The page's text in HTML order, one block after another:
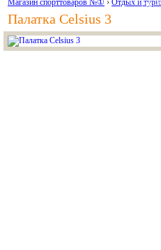
Акции и
Магазин спорттоваров №① › Отдых и
Палатка Celsius 3